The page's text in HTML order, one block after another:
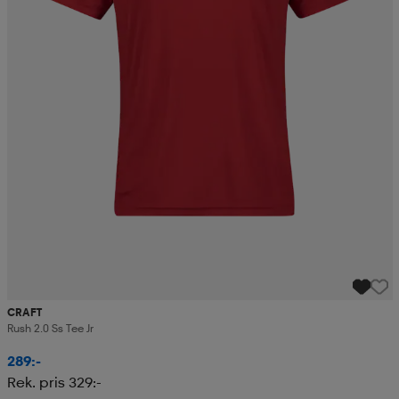
CRAFT
Rush 2.0 Ss Tee Jr
289:-
Rek. pris 329:-